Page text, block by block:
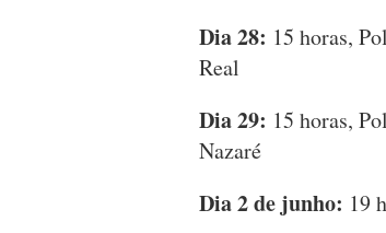
Dia 28: 15 horas,
Real
Dia 29: 15 horas,
Nazaré
Dia 2 de junho: 19